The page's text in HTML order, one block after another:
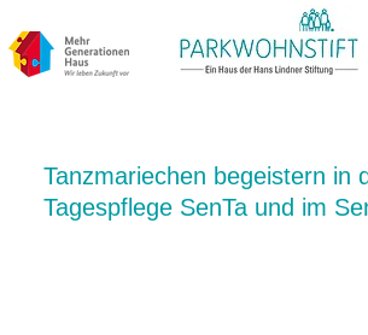
Tanzmariechen begeistern in
Tagespflege SenTa und im